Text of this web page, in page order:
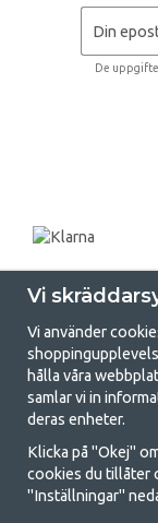
De
Att campa kan
för ett gemensamt
Vi
Vi använder
hålla våra
samlar vi in
deras enheter.
Klicka på "Okej"
cookies du tillåter
"Inställningar"